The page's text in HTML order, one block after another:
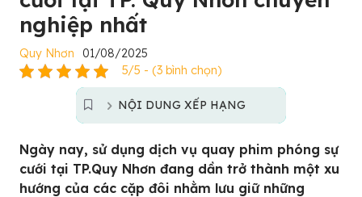
nghiệp nhất
Quy Nhơn
01/08/2025
5/5 - (3 bình chọn)
NỘI DUNG XẾP HẠNG
Ngày nay, sử dụng dịch vụ quay phim phóng sự
cưới tại TP.Quy Nhơn đang dần trở thành một xu
hướng của các cặp đôi nhằm lưu giữ những